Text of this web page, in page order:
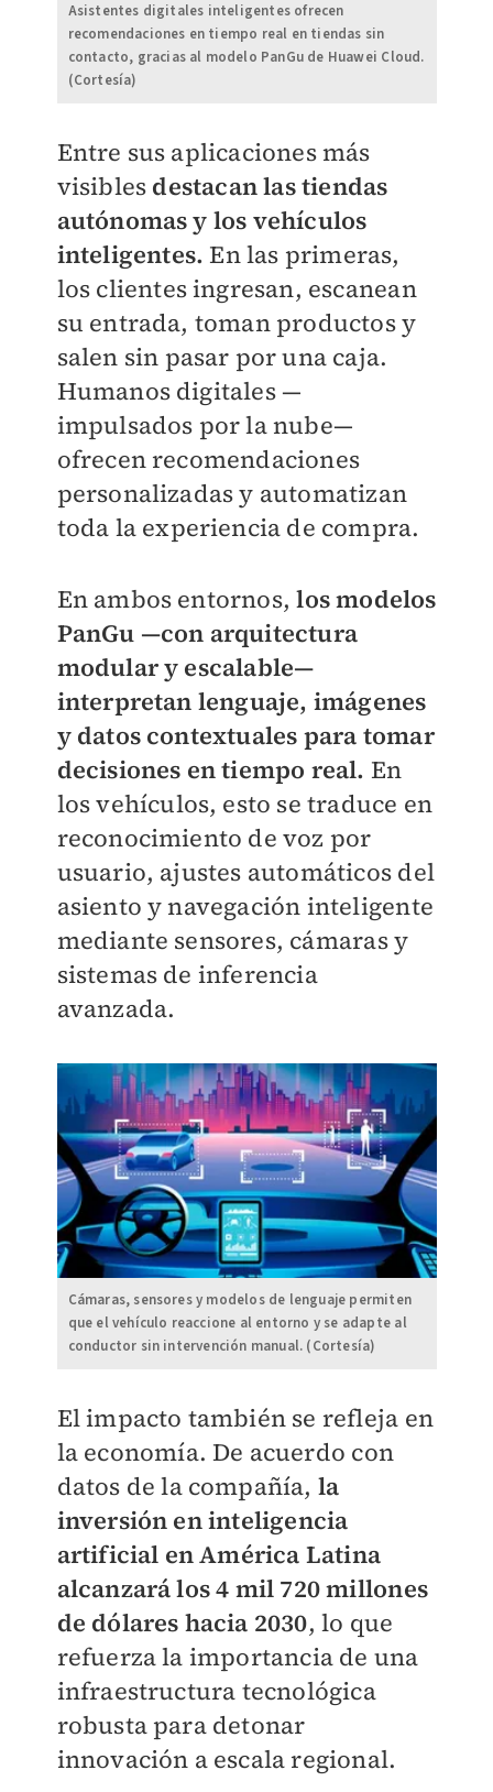
Asistentes digitales inteligentes ofrecen
recomendaciones en tiempo real en tiendas sin
contacto, gracias al modelo PanGu de Huawei Cloud.
(Cortesía)
Entre sus aplicaciones más
visibles destacan las tiendas
autónomas y los vehículos
inteligentes. En las primeras,
los clientes ingresan, escanean
su entrada, toman productos y
salen sin pasar por una caja.
Humanos digitales —
impulsados por la nube—
ofrecen recomendaciones
personalizadas y automatizan
toda la experiencia de compra.
En ambos entornos,los modelos
PanGu —con arquitectura
modular y escalable—
interpretan lenguaje, imágenes
y datos contextuales para tomar
decisiones en tiempo real. En
los vehículos, esto se traduce en
reconocimiento de voz por
usuario, ajustes automáticos del
asiento y navegación inteligente
mediante sensores, cámaras y
sistemas de inferencia
avanzada.
Cámaras, sensores y modelos de lenguaje permiten
que el vehículo reaccione al entorno y se adapte al
conductor sin intervención manual. (Cortesía)
El impacto también se refleja en
la economía. De acuerdo con
datos de la compañía, la
inversión en inteligencia
artificial en América Latina
alcanzará los 4 mil 720 millones
de dólares hacia 2030, lo que
refuerza la importancia de una
infraestructura tecnológica
robusta para detonar
innovación a escala regional.